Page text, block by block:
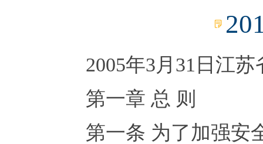
2005年3月31日江苏
第一章 总 则
第一条 为了加强安全